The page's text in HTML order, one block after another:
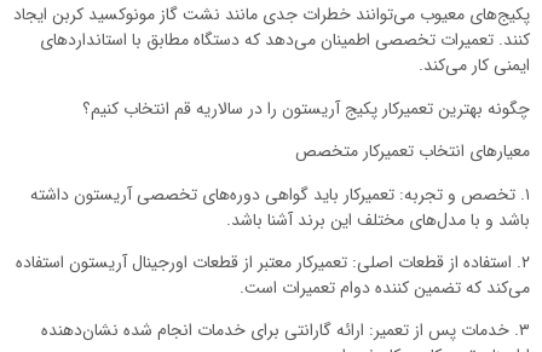
پکیج‌های معیوب می‌توانند خطرات جدی مانند نشت گاز مونوکسید کربن ایجاد
کنند. تعمیرات تخصصی اطمینان می‌دهد که دستگاه مطابق با استانداردهای
ایمنی کار می‌کند.
چگونه بهترین تعمیرکار پکیج آریستون را در سالاریه قم انتخاب کنیم؟
معیارهای انتخاب تعمیرکار متخصص
۱. تخصص و تجربه: تعمیرکار باید گواهی دوره‌های تخصصی آریستون داشته
باشد و با مدل‌های مختلف این برند آشنا باشد.
۲. استفاده از قطعات اصلی: تعمیرکار معتبر از قطعات اورجینال آریستون استفاده
می‌کند که تضمین کننده دوام تعمیرات است.
۳. خدمات پس از تعمیر: ارائه گارانتی برای خدمات انجام شده نشان‌دهنده